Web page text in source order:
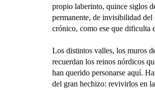
propio laberinto, quince siglos
permanente, de invisibilidad
crónico, como ese que dificulta
Los distintos valles, los muros
recuerdan los reinos nórdicos
han querido personarse aquí.
del gran hechizo: revivirlos en